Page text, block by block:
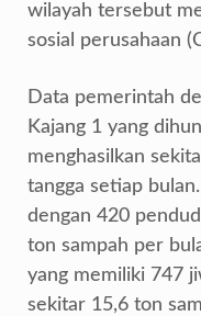
wilayah tersebut
sosial perusahaan
Data pemerintah
Kajang 1 yang
menghasilkan
tangga setiap
dengan 420
ton sampah per
yang memiliki 747
sekitar 15,6 ton